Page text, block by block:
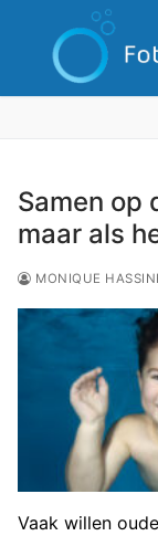
inhoud
Samen op
maar als
MONIQUE
Vaak willen